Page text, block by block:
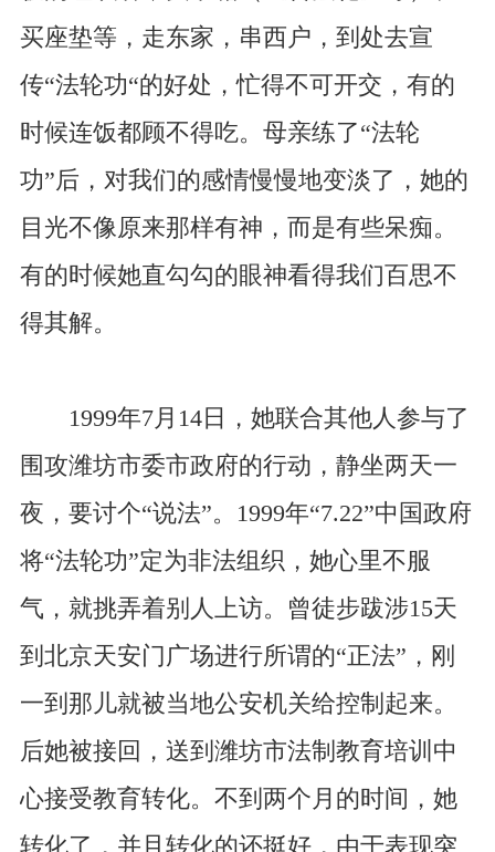
买座垫等，走东家，串西户，到处去宣
传“法轮功“的好处，忙得不可开交，有的
时候连饭都顾不得吃。母亲练了“法轮
功”后，对我们的感情慢慢地变淡了，她的
目光不像原来那样有神，而是有些呆痴。
有的时候她直勾勾的眼神看得我们百思不
得其解。
1999年7月14日，她联合其他人参与了
围攻潍坊市委市政府的行动，静坐两天一
夜，要讨个“说法”。1999年“7.22”中国政府
将“法轮功”定为非法组织，她心里不服
气，就挑弄着别人上访。曾徒步跋涉15天
到北京天安门广场进行所谓的“正法”，刚
一到那儿就被当地公安机关给控制起来。
后她被接回，送到潍坊市法制教育培训中
心接受教育转化。不到两个月的时间，她
转化了，并且转化的还挺好，由于表现突